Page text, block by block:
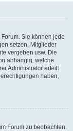
Sie können jede
setzen, Mitglieder
vergeben usw. Die
abhängig, welche
Administrator erteilt
haben,
Forum zu beobachten.